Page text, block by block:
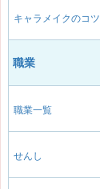
キャラメイクのコツ
職業
職業一覧
せんし